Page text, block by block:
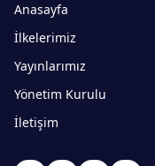
Anasayfa
İlkelerimiz
Yayınlarımız
Yönetim Kurulu
İletişim